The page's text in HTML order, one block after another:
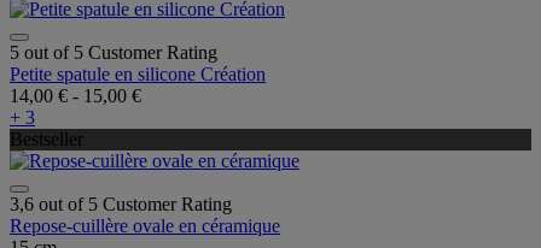
5 out of 5 Customer Rating
Petite spatule en silicone Création
14,00 € - 15,00 €
+ 3
Bestseller
3,6 out of 5 Customer Rating
Repose-cuillère ovale en céramique